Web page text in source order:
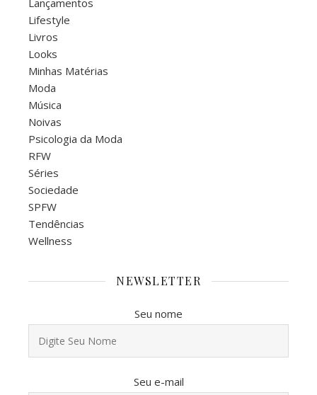
Lançamentos
Lifestyle
Livros
Looks
Minhas Matérias
Moda
Música
Noivas
Psicologia da Moda
RFW
Séries
Sociedade
SPFW
Tendências
Wellness
NEWSLETTER
Seu nome
Seu e-mail